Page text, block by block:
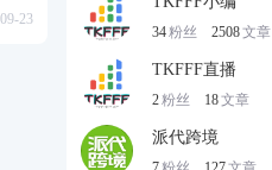
23
34粉丝 2508文章
TKFFF直播
2粉丝 18文章
派代跨境